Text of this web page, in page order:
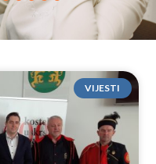
VIJESTI